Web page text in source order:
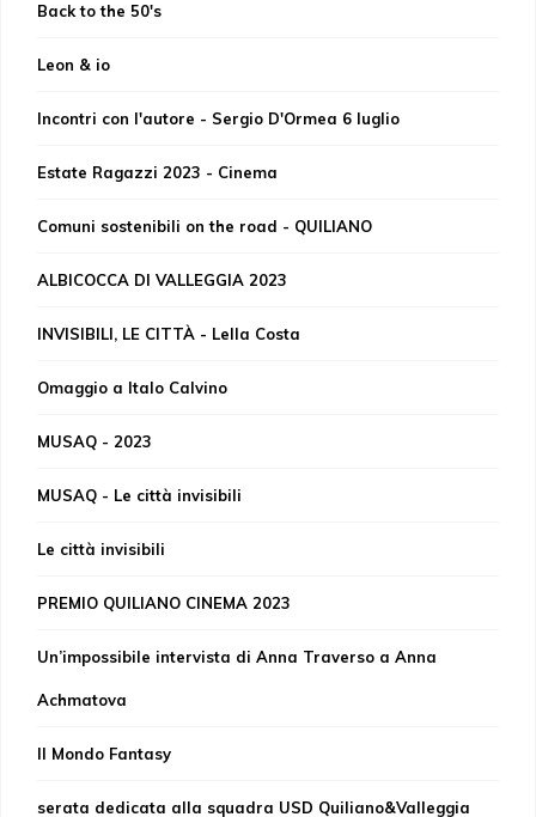
Back to the 50's
Leon & io
Incontri con l'autore - Sergio D'Ormea 6 luglio
Estate Ragazzi 2023 - Cinema
Comuni sostenibili on the road - QUILIANO
ALBICOCCA DI VALLEGGIA 2023
INVISIBILI, LE CITTÀ - Lella Costa
Omaggio a Italo Calvino
MUSAQ - 2023
MUSAQ - Le città invisibili
Le città invisibili
PREMIO QUILIANO CINEMA 2023
Un’impossibile intervista di Anna Traverso a Anna
Achmatova
Il Mondo Fantasy
serata dedicata alla squadra USD Quiliano&Valleggia